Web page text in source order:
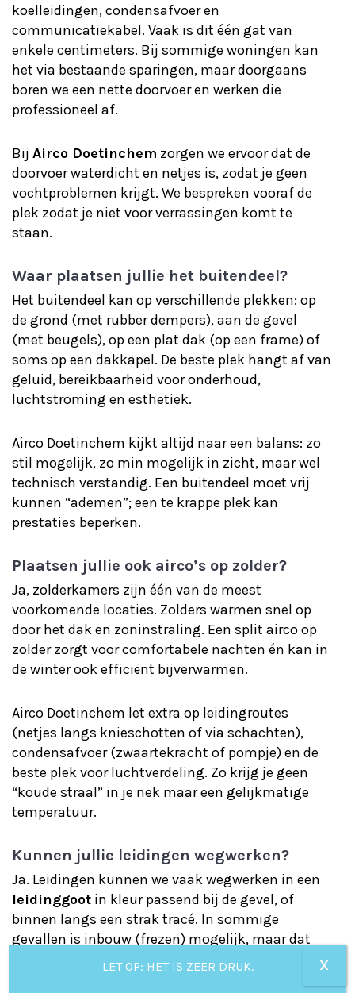
koelleidingen, condensafvoer en
communicatiekabel. Vaak is dit één gat van
enkele centimeters. Bij sommige woningen kan
het via bestaande sparingen, maar doorgaans
boren we een nette doorvoer en werken die
professioneel af.
Bij Airco Doetinchem zorgen we ervoor dat de
doorvoer waterdicht en netjes is, zodat je geen
vochtproblemen krijgt. We bespreken vooraf de
plek zodat je niet voor verrassingen komt te
staan.
Waar plaatsen jullie het buitendeel?
Het buitendeel kan op verschillende plekken: op
de grond (met rubber dempers), aan de gevel
(met beugels), op een plat dak (op een frame) of
soms op een dakkapel. De beste plek hangt af van
geluid, bereikbaarheid voor onderhoud,
luchtstroming en esthetiek.
Airco Doetinchem kijkt altijd naar een balans: zo
stil mogelijk, zo min mogelijk in zicht, maar wel
technisch verstandig. Een buitendeel moet vrij
kunnen “ademen”; een te krappe plek kan
prestaties beperken.
Plaatsen jullie ook airco’s op zolder?
Ja, zolderkamers zijn één van de meest
voorkomende locaties. Zolders warmen snel op
door het dak en zoninstraling. Een split airco op
zolder zorgt voor comfortabele nachten én kan in
de winter ook efficiënt bijverwarmen.
Airco Doetinchem let extra op leidingroutes
(netjes langs knieschotten of via schachten),
condensafvoer (zwaartekracht of pompje) en de
beste plek voor luchtverdeling. Zo krijg je geen
“koude straal” in je nek maar een gelijkmatige
temperatuur.
Kunnen jullie leidingen wegwerken?
Ja. Leidingen kunnen we vaak wegwerken in een
leidinggoot in kleur passend bij de gevel, of
binnen langs een strak tracé. In sommige
gevallen is inbouw (frezen) mogelijk, maar dat
hangt af van jouw muurtype en afwerking.
LET OP: HET IS ZEER DRUK. X